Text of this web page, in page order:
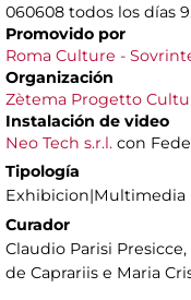
060608 todos los días
Promovido por
Roma Culture -
Organización
Zètema Progetto
Instalación de video
Neo Tech s.r.l. con
Tipología
Exhibicion|Multimedia
Curador
Claudio Parisi
de Caprariis e Maria